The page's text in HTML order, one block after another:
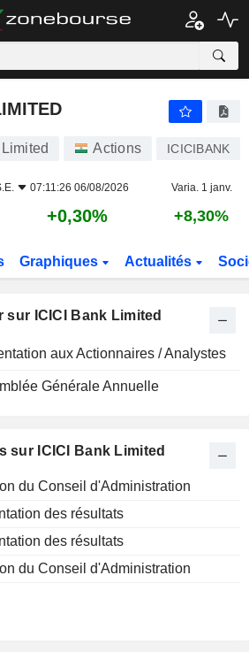
Actions ICICIBANK
07:11:26 06/08/2026 Varia. 1 janv.
+0,30% +8,30%
Graphiques Actualités
sur ICICI Bank Limited
aux Actionnaires / Analystes
Générale Annuelle
sur ICICI Bank Limited
du Conseil d'Administration
des résultats
des résultats
du Conseil d'Administration